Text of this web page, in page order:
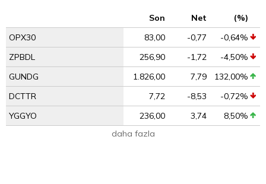
Son Net
(%)
OPX30
83,00 -0,77
-0,64%
ZPBDL
256,90 -1,72
-4,50%
GUNDG
1.826,00 7,79
132,00%
DCTTR
7,72 -8,53
-0,72%
YGGYO
236,00 3,74
8,50%
daha fazla